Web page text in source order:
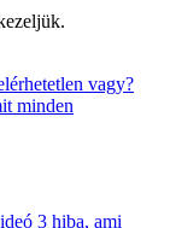
vagy?
minden
3 hiba, ami